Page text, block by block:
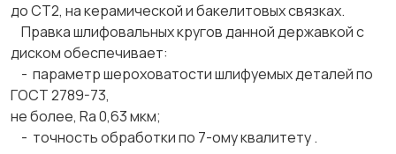
до СТ2, на керамической и бакелитовых связках.
Правка шлифовальных кругов данной державкой с
диском обеспечивает:
- параметр шероховатости шлифуемых деталей по
ГОСТ 2789-73,
не более, Ra 0,63 мкм;
- точность обработки по 7-ому квалитету .